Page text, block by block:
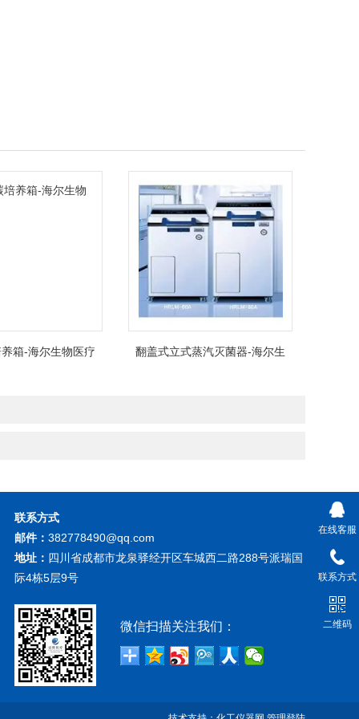
箱-海尔生物医疗
翻盖式立式蒸汽灭菌器-海尔生
联系方式
邮件： 382778490@qq.com
地址： 四川省成都市龙泉驿经开区车城西二路288号派瑞国
际4栋5层9号
微信扫描关注我们：
在线客服
联系方式
二维码